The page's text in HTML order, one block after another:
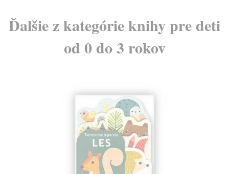
Ďalšie z kategórie knihy pre deti
od 0 do 3 rokov